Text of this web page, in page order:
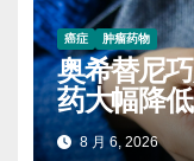
癌症 肿瘤药物
奥希替尼
药大幅降
8 月 6, 2026